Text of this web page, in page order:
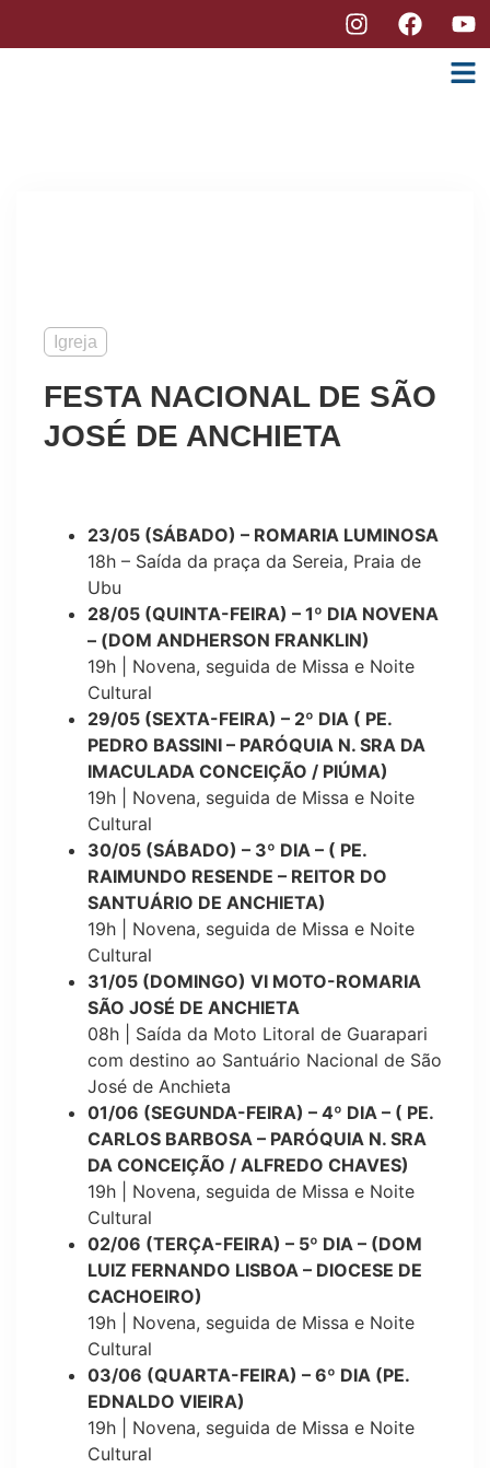
Igreja
FESTA NACIONAL DE SÃO
JOSÉ DE ANCHIETA
23/05 (SÁBADO) – ROMARIA LUMINOSA
18h – Saída da praça da Sereia, Praia de
Ubu
28/05 (QUINTA-FEIRA) – 1º DIA NOVENA
– (DOM ANDHERSON FRANKLIN)
19h | Novena, seguida de Missa e Noite
Cultural
29/05 (SEXTA-FEIRA) – 2º DIA ( PE.
PEDRO BASSINI – PARÓQUIA N. SRA DA
IMACULADA CONCEIÇÃO / PIÚMA)
19h | Novena, seguida de Missa e Noite
Cultural
30/05 (SÁBADO) – 3º DIA – ( PE.
RAIMUNDO RESENDE – REITOR DO
SANTUÁRIO DE ANCHIETA)
19h | Novena, seguida de Missa e Noite
Cultural
31/05 (DOMINGO) VI MOTO-ROMARIA
SÃO JOSÉ DE ANCHIETA
08h | Saída da Moto Litoral de Guarapari
com destino ao Santuário Nacional de São
José de Anchieta
01/06 (SEGUNDA-FEIRA) – 4º DIA – ( PE.
CARLOS BARBOSA – PARÓQUIA N. SRA
DA CONCEIÇÃO / ALFREDO CHAVES)
19h | Novena, seguida de Missa e Noite
Cultural
02/06 (TERÇA-FEIRA) – 5º DIA – (DOM
LUIZ FERNANDO LISBOA – DIOCESE DE
CACHOEIRO)
19h | Novena, seguida de Missa e Noite
Cultural
03/06 (QUARTA-FEIRA) – 6º DIA (PE.
EDNALDO VIEIRA)
19h | Novena, seguida de Missa e Noite
Cultural